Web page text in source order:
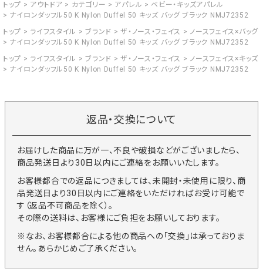
トップ
アウトドア カテゴリー アパレル
ベビー・キッズアパレル
ナイロンダッフル50 K Nylon Duffel 50 キッズ バッグ ブラック NMJ72352
トップ
ライフスタイル ブランド ザ・ノース・フェイス
ノースフェイス×バッグ
ナイロンダッフル50 K Nylon Duffel 50 キッズ バッグ ブラック NMJ72352
トップ
ライフスタイル ブランド ザ・ノース・フェイス
ノースフェイス×キッズ
ナイロンダッフル50 K Nylon Duffel 50 キッズ バッグ ブラック NMJ72352
返品・交換について
お届けした商品に万が一、不良や破損などがございましたら、
商品発送日より30日以内にご連絡をお願いいたします。
お客様都合での返品につきましては、未開封・未使用に限り、商
品発送日より30日以内にご連絡をいただければお受け可能で
す（返品不可商品を除く）。
その際の送料は、お客様にご負担をお願いしております。
※なお、お客様都合による他の商品への「交換」は承っておりま
せん。あらかじめご了承ください。